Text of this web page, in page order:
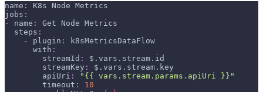
name :
K8s Node Metrics
jobs :
-
name :
Get Node Metrics
steps :
-
plugin :
k8sMetricsDataFlow
with :
streamId :
$.vars.stream.id
streamKey :
$.vars.stream.key
apiUri :
"{{ vars.stream.params.apiUri }}"
timeout :
10